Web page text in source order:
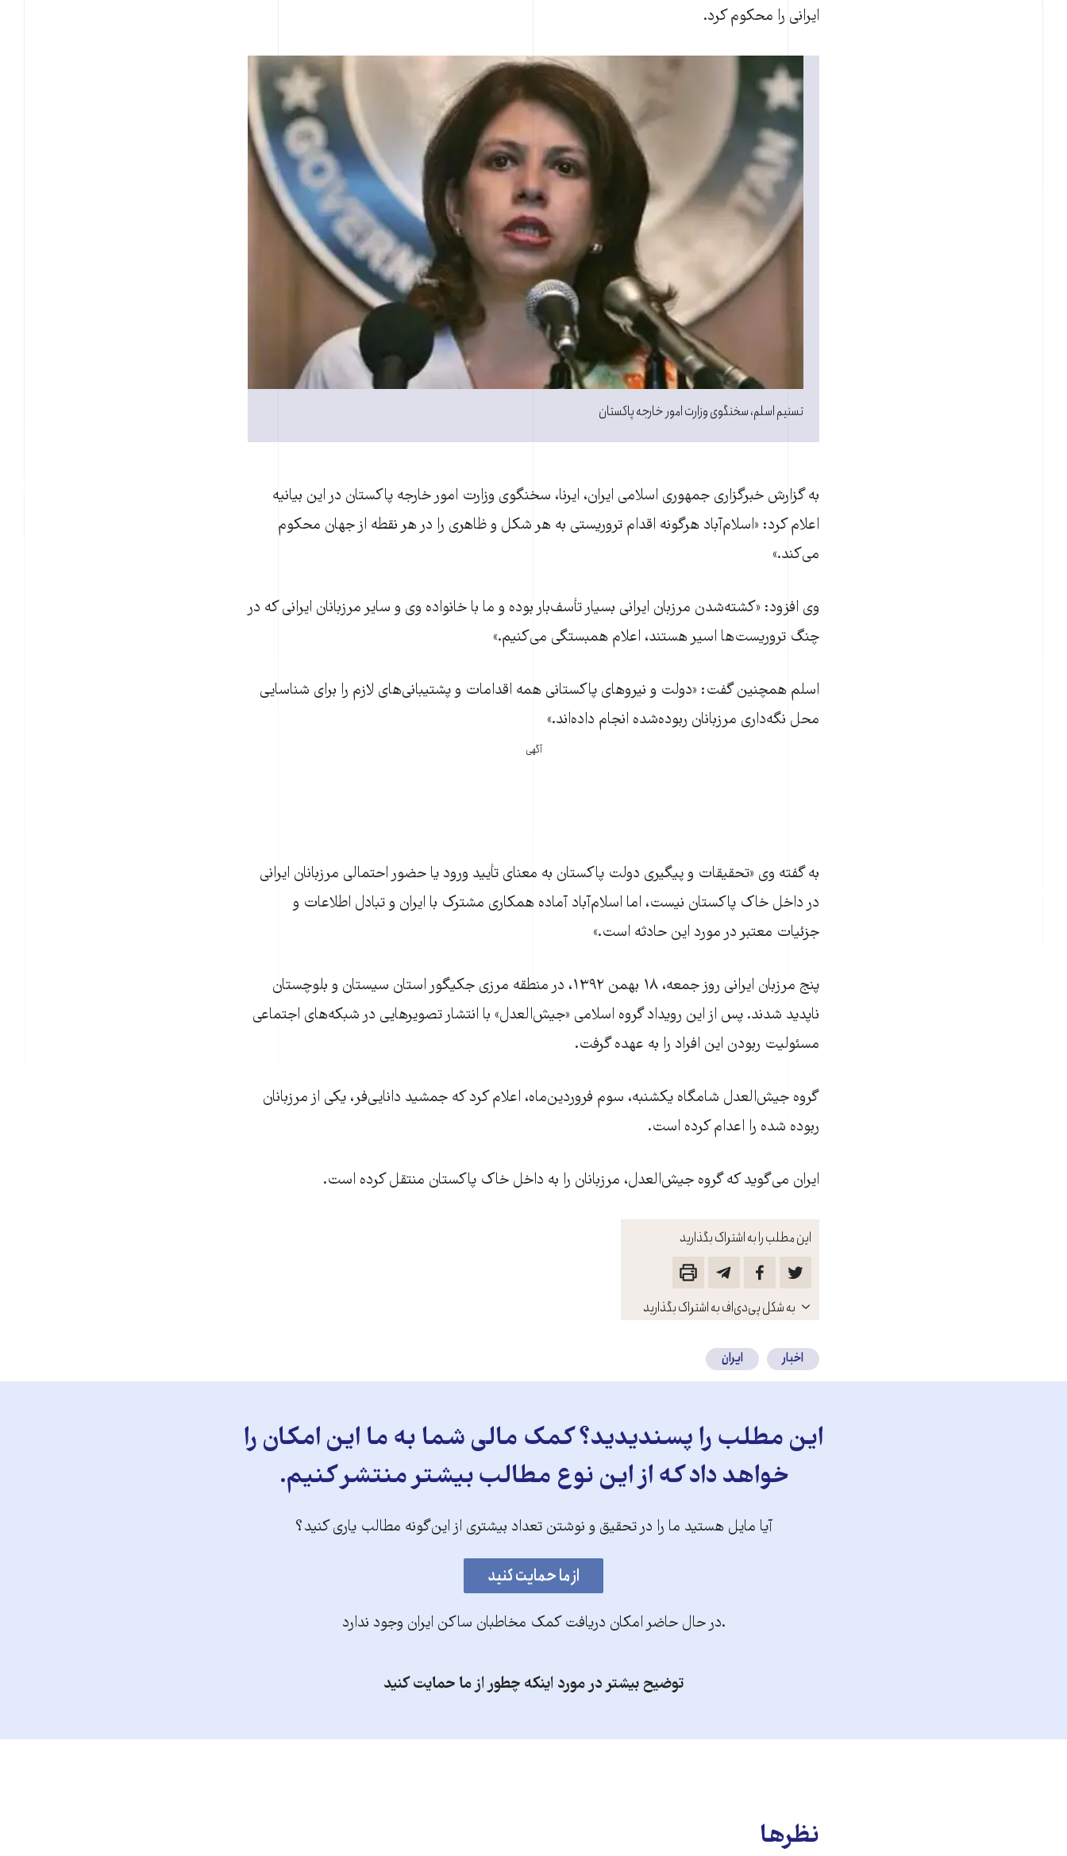
این مطلب را به اشتراک بگذارید
باز
کنید
به شکل پی‌دی‌اف به اشتراک بگذارید
ايرانی را محکوم کرد.
تسنيم اسلم، سخنگوی وزارت امور خارجه پاکستان
به گزارش خبرگزاری جمهوری اسلامی ایران، ايرنا، سخنگوی وزارت امور خارجه پاکستان در اين بيانيه
اعلام کرد: «اسلام‌آباد هرگونه اقدام تروريستی به هر شکل و ظاهری را در هر نقطه از جهان محکوم
می‌کند.»
وی افزود: «کشته‌شدن مرزبان ايرانی بسيار تأسف‌بار بوده و ما با خانواده وی و ساير مرزبانان ايرانی که در
چنگ تروريست‌ها اسير هستند، اعلام همبستگی می‌کنيم.»
اسلم همچنین گفت: «دولت و نيروهای پاکستانی همه اقدامات و پشتيبانی‌های لازم را برای شناسايی
محل نگه‌داری مرزبانان ربوده‌شده انجام داده‌اند.»
آگهی
به گفته وی «تحقيقات و پيگيری دولت پاکستان به معنای تأييد ورود يا حضور احتمالی مرزبانان ايرانی
در داخل خاک پاکستان نيست، اما اسلام‌آباد آماده همکاری مشترک با ايران و تبادل اطلاعات و
جزئيات معتبر در مورد اين حادثه است.»
پنج مرزبان ايرانی روز جمعه، ۱۸ بهمن ۱۳۹۲، در منطقه مرزی جکيگور استان سيستان و بلوچستان
ناپديد شدند. پس از اين رويداد گروه اسلامی «جيش‌العدل» با انتشار تصویرهایی در شبکه‌های اجتماعی
مسئوليت ربودن اين افراد را به عهده گرفت.
گروه جيش‌العدل شامگاه يکشنبه، سوم فروردين‌ماه، اعلام کرد که جمشيد دانايی‌فر، يکی از مرزبانان
ربوده شده را اعدام کرده است.
ايران می‌گويد که گروه جيش‌العدل، مرزبانان را به داخل خاک پاکستان منتقل کرده است.
اخبار ایران
این مطلب را پسندیدید؟ کمک مالی شما به ما این امکان را
خواهد داد که از این نوع مطالب بیشتر منتشر کنیم.
آیا مایل هستید ما را در تحقیق و نوشتن تعداد بیشتری از این‌گونه مطالب یاری کنید؟
.در حال حاضر امکان دریافت کمک مخاطبان ساکن ایران وجود ندارد
توضیح بیشتر در مورد اینکه چطور از ما حمایت کنید
نظرها